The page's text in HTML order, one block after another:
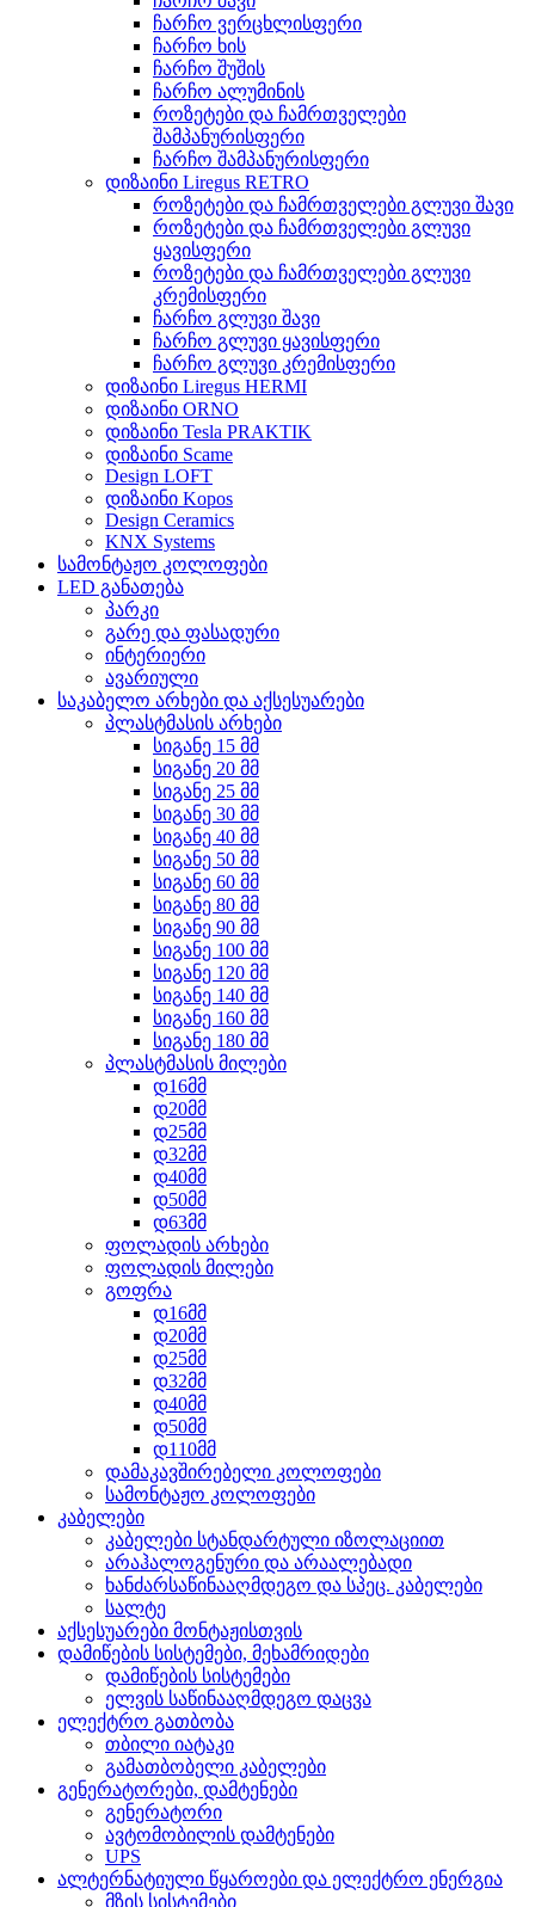
ჩარჩო ვერცხლისფერი
ჩარჩო ხის
ჩარჩო შუშის
ჩარჩო ალუმინის
როზეტები და ჩამრთველები
შამპანურისფერი
ჩარჩო შამპანურისფერი
დიზაინი Liregus RETRO
როზეტები და ჩამრთველები გლუვი შავი
როზეტები და ჩამრთველები გლუვი
ყავისფერი
როზეტები და ჩამრთველები გლუვი
კრემისფერი
ჩარჩო გლუვი შავი
ჩარჩო გლუვი ყავისფერი
ჩარჩო გლუვი კრემისფერი
დიზაინი Liregus HERMI
დიზაინი ORNO
დიზაინი Tesla PRAKTIK
დიზაინი Scame
Design LOFT
დიზაინი Kopos
Design Ceramics
KNX Systems
სამონტაჟო კოლოფები
LED განათება
პარკი
გარე და ფასადური
ინტერიერი
ავარიული
საკაბელო არხები და აქსესუარები
პლასტმასის არხები
სიგანე 15 მმ
სიგანე 20 მმ
სიგანე 25 მმ
სიგანე 30 მმ
სიგანე 40 მმ
სიგანე 50 მმ
სიგანე 60 მმ
სიგანე 80 მმ
სიგანე 90 მმ
სიგანე 100 მმ
სიგანე 120 მმ
სიგანე 140 მმ
სიგანე 160 მმ
სიგანე 180 მმ
პლასტმასის მილები
დ16მმ
დ20მმ
დ25მმ
დ32მმ
დ40მმ
დ50მმ
დ63მმ
ფოლადის არხები
ფოლადის მილები
გოფრა
დ16მმ
დ20მმ
დ25მმ
დ32მმ
დ40მმ
დ50მმ
დ110მმ
დამაკავშირებელი კოლოფები
სამონტაჟო კოლოფები
კაბელები
კაბელები სტანდარტული იზოლაციით
არაჰალოგენური და არაალებადი
ხანძარსაწინააღმდეგო და სპეც. კაბელები
სალტე
აქსესუარები მონტაჟისთვის
დამიწების სისტემები, მეხამრიდები
დამიწების სისტემები
ელვის საწინააღმდეგო დაცვა
ელექტრო გათბობა
თბილი იატაკი
გამათბობელი კაბელები
გენერატორები, დამტენები
გენერატორი
ავტომობილის დამტენები
UPS
ალტერნატიული წყაროები და ელექტრო ენერგია
მზის სისტემები